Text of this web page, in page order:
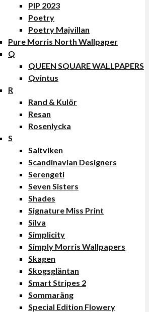
PIP 2023
Poetry
Poetry Majvillan
Pure Morris North Wallpaper
Q
QUEEN SQUARE WALLPAPERS
Qvintus
R
Rand & Kulör
Resan
Rosenlycka
S
Saltviken
Scandinavian Designers
Serengeti
Seven Sisters
Shades
Signature Miss Print
Silva
Simplicity
Simply Morris Wallpapers
Skagen
Skogsgläntan
Smart Stripes 2
Sommaräng
Special Edition Flowery